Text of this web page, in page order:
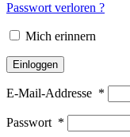
Passwort verloren ?
Mich erinnern
Einloggen
E-Mail-Addresse *
Passwort *